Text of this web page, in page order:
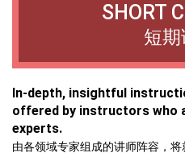
SHORT
短
In-depth, insightful
offered by instructors who
experts.
由各领域专家组成的讲师阵容，